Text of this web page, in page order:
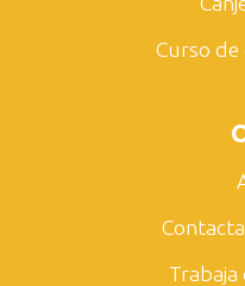
Curso
Trabaja